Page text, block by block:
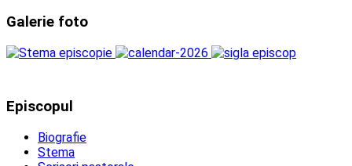
Galerie foto
Episcopul
Biografie
Stema